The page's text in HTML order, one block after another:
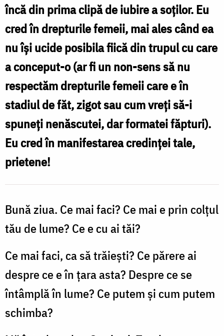
încă din prima clipă de iubire a soţilor. Eu
cred în drepturile femeii, mai ales când ea
nu îşi ucide posibila fiică din trupul cu care
a conceput-o (ar fi un non-sens să nu
respectăm drepturile femeii care e în
stadiul de făt, zigot sau cum vreţi să-i
spuneţi nenăscutei, dar formatei făpturi).
Eu cred în manifestarea credinţei tale,
prietene!
Bună ziua. Ce mai faci? Ce mai e prin colţul
tău de lume? Ce e cu ai tăi?
Ce mai faci, ca să trăieşti? Ce părere ai
despre ce e în ţara asta? Despre ce se
întâmplă în lume? Ce putem şi cum putem
schimba?